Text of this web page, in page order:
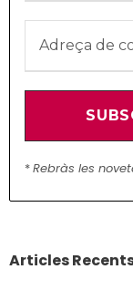
*Rebràs les
Articles